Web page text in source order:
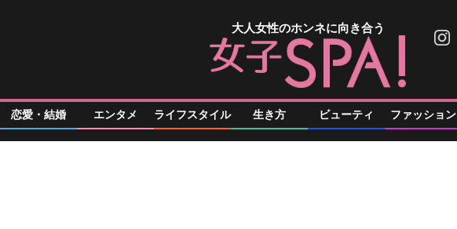
大人女性のホンネに向き合う
恋愛・結婚 エンタメ ライフスタイル 生き方 ビューティ ファッション